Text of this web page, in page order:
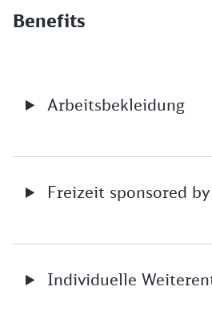
Benefits
Arbeitsbekleidung
Freizeit sponsored
Individuelle